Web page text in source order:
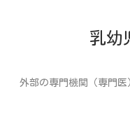
乳幼
外部の専門機関（専門医